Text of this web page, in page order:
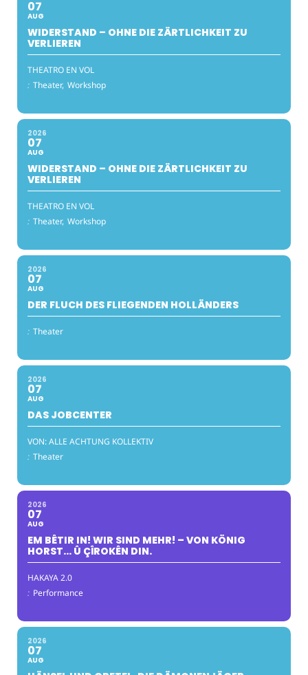
07
AUG
WIDERSTAND – OHNE DIE ZÄRTLICHKEIT ZU
VERLIEREN
THEATRO EN VOL
: Theater, Workshop
2026
07
AUG
WIDERSTAND – OHNE DIE ZÄRTLICHKEIT ZU
VERLIEREN
THEATRO EN VOL
: Theater, Workshop
2026
07
AUG
DER FLUCH DES FLIEGENDEN HOLLÄNDERS
: Theater
2026
07
AUG
DAS JOBCENTER
VON: ALLE ACHTUNG KOLLEKTIV
: Theater
2026
07
AUG
EM BÊTIR IN! WIR SIND MEHR! – VON KÖNIG
HORST… Û ÇÎROKÊN DIN.
HAKAYA 2.0
: Performance
2026
07
AUG